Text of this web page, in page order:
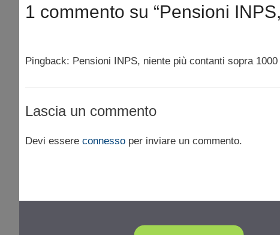
1 commento su “Pensioni
Pingback: Pensioni INPS, niente più contanti sopra
Lascia un commento
Devi essere connesso per inviare un commento.